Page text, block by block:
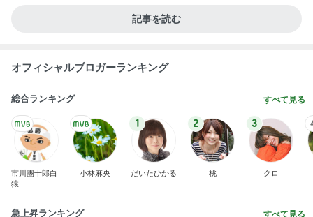
記事を読む
オフィシャルブロガーランキング
総合ランキング すべて見る
市川團十郎白
猿
小林麻央
1
だいたひかる
2
桃
3
クロ
急上昇ランキング すべて見る